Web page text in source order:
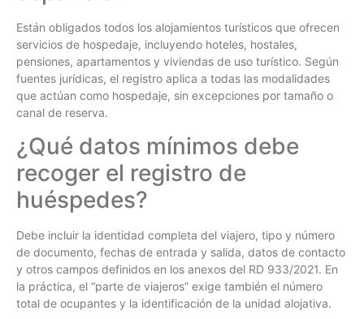
Están obligados todos los alojamientos turísticos que ofrecen
servicios de hospedaje, incluyendo hoteles, hostales,
pensiones, apartamentos y viviendas de uso turístico. Según
fuentes jurídicas, el registro aplica a todas las modalidades
que actúan como hospedaje, sin excepciones por tamaño o
canal de reserva.
¿Qué datos mínimos debe
recoger el registro de
huéspedes?
Debe incluir la identidad completa del viajero, tipo y número
de documento, fechas de entrada y salida, datos de contacto
y otros campos definidos en los anexos del RD 933/2021. En
la práctica, el “parte de viajeros” exige también el número
total de ocupantes y la identificación de la unidad alojativa.